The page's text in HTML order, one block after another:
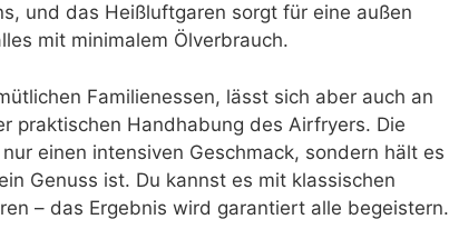
und das Heißluftgaren sorgt für eine außen
mit minimalem Ölverbrauch.
Familienessen, lässt sich aber auch an
praktischen Handhabung des Airfryers. Die
einen intensiven Geschmack, sondern hält es
Genuss ist. Du kannst es mit klassischen
– das Ergebnis wird garantiert alle begeistern.